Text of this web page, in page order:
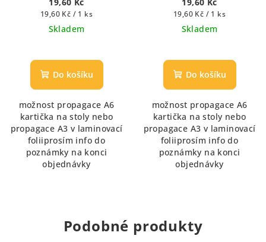
Měrná
cena:
19,60 Kč / 1 ks
Skladem
Do košíku
možnost propagace A6
kartička na stoly nebo
propagace A3 v laminovací
foliiprosím info do
poznámky na konci
objednávky
Měrná
cena:
19,60 Kč / 1 ks
Skladem
Do košíku
možnost propagace A6
kartička na stoly nebo
propagace A3 v laminovací
foliiprosím info do
poznámky na konci
objednávky
Podobné produkty